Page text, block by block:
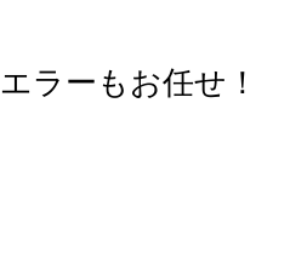
ラーもお任せ！